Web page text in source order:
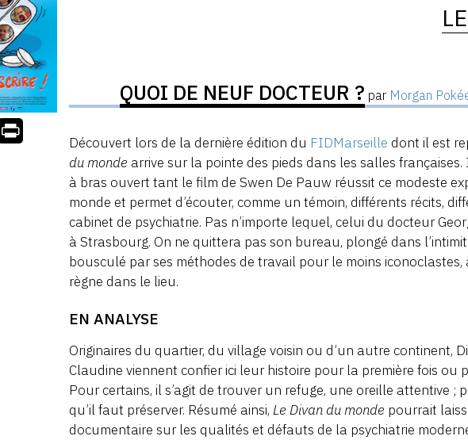
QUOI DE NEUF DOCTEUR ? par Morgan
Découvert lors de la dernière édition du FIDMarseille dont il est
du monde arrive sur la pointe des pieds dans les salles
à bras ouvert tant le film de Swen De Pauw réussit ce modeste
monde et permet d’écouter, comme un témoin, différents récits,
cabinet de psychiatrie. Pas n’importe lequel, celui du docteur
à Strasbourg. On ne quittera pas son bureau, plongé dans
bousculé par ses méthodes de travail pour le moins iconoclastes,
règne dans le lieu.
EN ANALYSE
Originaires du quartier, du village voisin ou d’un autre continent,
Claudine viennent confier ici leur histoire pour la première fois ou
Pour certains, il s’agit de trouver un refuge, une oreille attentive ;
qu’il faut préserver. Résumé ainsi,Le Divan du monde pourrait
documentaire sur les qualités et défauts de la psychiatrie